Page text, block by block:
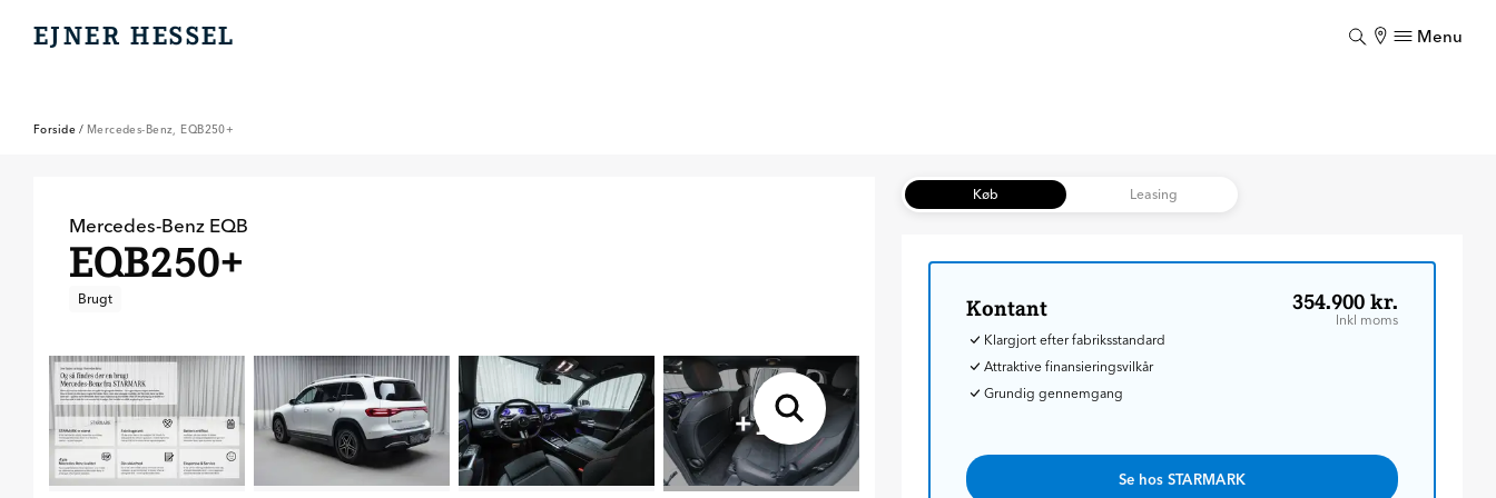
EJNER HESSEL Menu
Forside / Mercedes-Benz, EQB250+
Mercedes-Benz EQB
EQB250+
Brugt
+18
Køb Leasing
Kontant 354.900 kr.
Inkl moms
Klargjort efter fabriksstandard
Attraktive finansieringsvilkår
Grundig gennemgang
Se hos STARMARK
Luk